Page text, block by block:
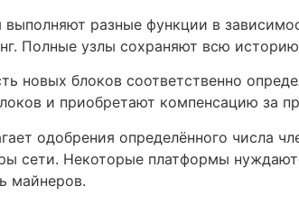
разные функции в
Полные узлы сохраняют всю
новых блоков соответственно
и приобретают компенсацию за
одобрения определённого числа
сети. Некоторые платформы
майнеров.